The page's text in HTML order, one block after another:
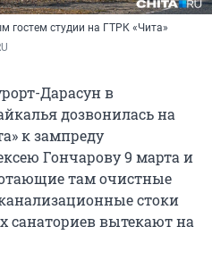
гостем студии на ГТРК «Чита»
Дарасун в
дозвонилась на
к зампреду
Гончарову9 марта и
там очистные
стоки
санаториев вытекают на